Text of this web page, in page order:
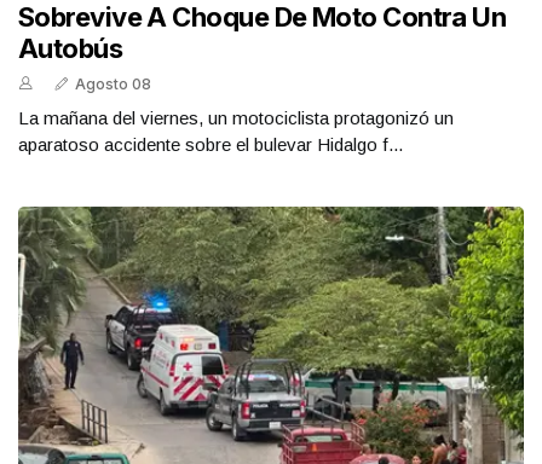
Sobrevive A Choque De Moto Contra Un
Autobús
Agosto 08
La mañana del viernes, un motociclista protagonizó un
aparatoso accidente sobre el bulevar Hidalgo f...